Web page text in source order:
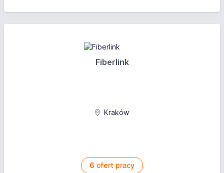
Fiberlink
Kraków
6 ofert pracy